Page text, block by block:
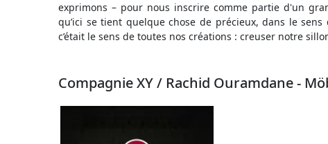
exprimons – pour nous inscrire comme partie d'un
qu’ici se tient quelque chose de précieux, dans le
c’était le sens de toutes nos créations : creuser notre
Compagnie XY / Rachid Ouramdane -